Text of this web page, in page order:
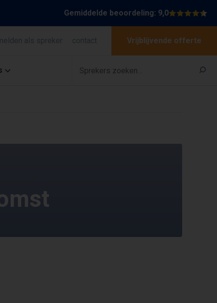
Gemiddelde beoordeling: 9,0
Vrijblijvende offerte